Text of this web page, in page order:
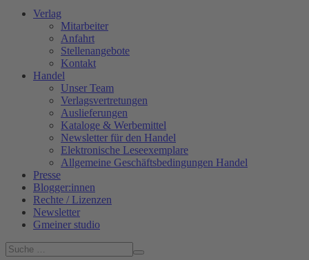
Verlag
Mitarbeiter
Anfahrt
Stellenangebote
Kontakt
Handel
Unser Team
Verlagsvertretungen
Auslieferungen
Kataloge & Werbemittel
Newsletter für den Handel
Elektronische Leseexemplare
Allgemeine Geschäftsbedingungen Handel
Presse
Blogger:innen
Rechte / Lizenzen
Newsletter
Gmeiner studio